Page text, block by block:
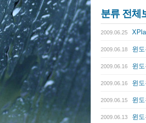
분류 전체
2009.06.25
2009.06.18 윈
2009.06.16 윈
2009.06.16 윈
2009.06.15 윈
2009.06.13 윈